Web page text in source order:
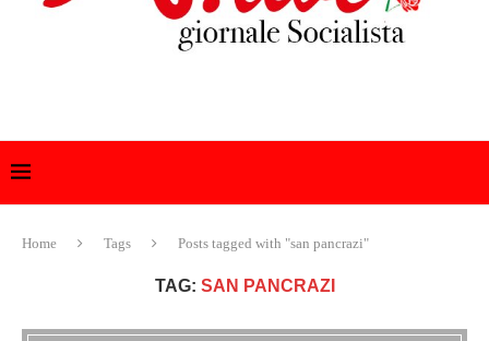
Home Tags Posts tagged with "san pancrazi"
TAG: SAN PANCRAZI